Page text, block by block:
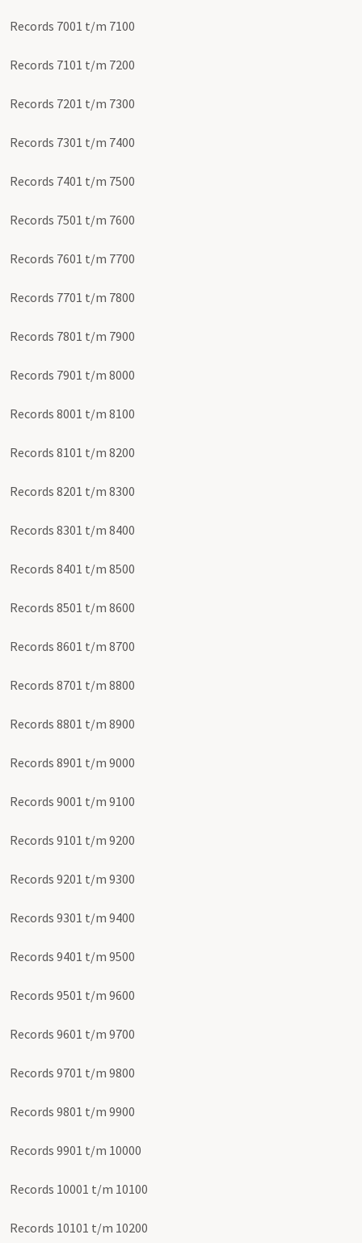
Records 7001 t/m 7100
Records 7101 t/m 7200
Records 7201 t/m 7300
Records 7301 t/m 7400
Records 7401 t/m 7500
Records 7501 t/m 7600
Records 7601 t/m 7700
Records 7701 t/m 7800
Records 7801 t/m 7900
Records 7901 t/m 8000
Records 8001 t/m 8100
Records 8101 t/m 8200
Records 8201 t/m 8300
Records 8301 t/m 8400
Records 8401 t/m 8500
Records 8501 t/m 8600
Records 8601 t/m 8700
Records 8701 t/m 8800
Records 8801 t/m 8900
Records 8901 t/m 9000
Records 9001 t/m 9100
Records 9101 t/m 9200
Records 9201 t/m 9300
Records 9301 t/m 9400
Records 9401 t/m 9500
Records 9501 t/m 9600
Records 9601 t/m 9700
Records 9701 t/m 9800
Records 9801 t/m 9900
Records 9901 t/m 10000
Records 10001 t/m 10100
Records 10101 t/m 10200